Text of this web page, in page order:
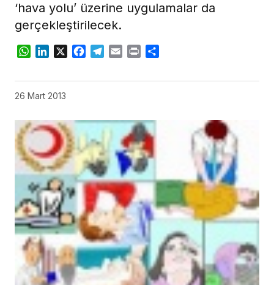
‘hava yolu’ üzerine uygulamalar da
gerçekleştirilecek.
WhatsApp
LinkedIn
X Facebook
Telegram
Email Print
26 Mart 2013